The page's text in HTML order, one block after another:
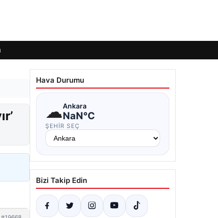
Hava Durumu
☁Ankara
NaN°C
ŞEHIR SEÇ
Bizi Takip Edin